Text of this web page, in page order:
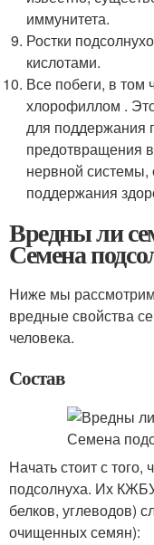
иммунитета.
Ростки
кислотами.
Все побеги, в том
хлорофиллом .
для поддержания
предотвращения
нервной системы,
поддержания
Вредны ли
Семена
Ниже мы
вредные свойства
человека.
Состав
Начать стоит с того,
подсолнуха. Их
белков, углеводов)
очищенных семян):